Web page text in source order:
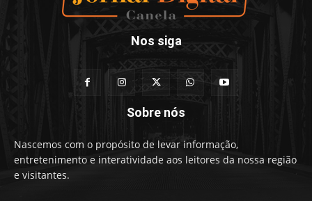
Nos siga
Sobre nós
Nascemos com o propósito de levar informação,
entretenimento e interatividade aos leitores da nossa região
e visitantes.